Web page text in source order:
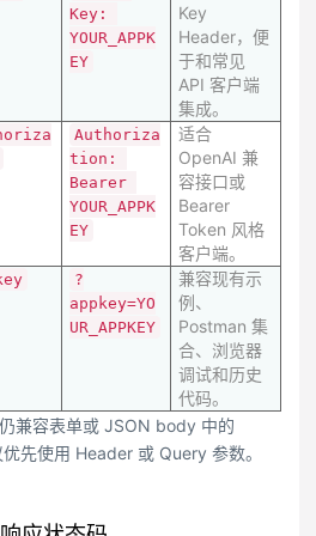
Key:
YOUR_APPK
EY
Key
Header，便
于和常见
API 客户端
集成。
Authoriza
tion:
Bearer
YOUR_APPK
EY
适合
OpenAI 兼
容接口或
Bearer
Token 风格
客户端。
?
appkey=YO
UR_APPKEY
兼容现有示
例、
Postman 集
合、浏览器
调试和历史
代码。
兼容表单或 JSON body 中的
先使用 Header 或 Query 参数。